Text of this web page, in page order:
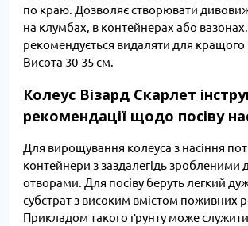
по краю. Дозволяє створювати
на клумбах, в контейнерах або вазонах.
рекомендується видаляти для кращого
Висота 30-35 см.
Колеус Візард Скарлет
рекомендації щодо посіву
Для вирощування колеуса з насіння
контейнери з заздалегідь
отворами. Для посіву беруть легкий
субстрат з високим вмістом поживних
Прикладом такого ґрунту може